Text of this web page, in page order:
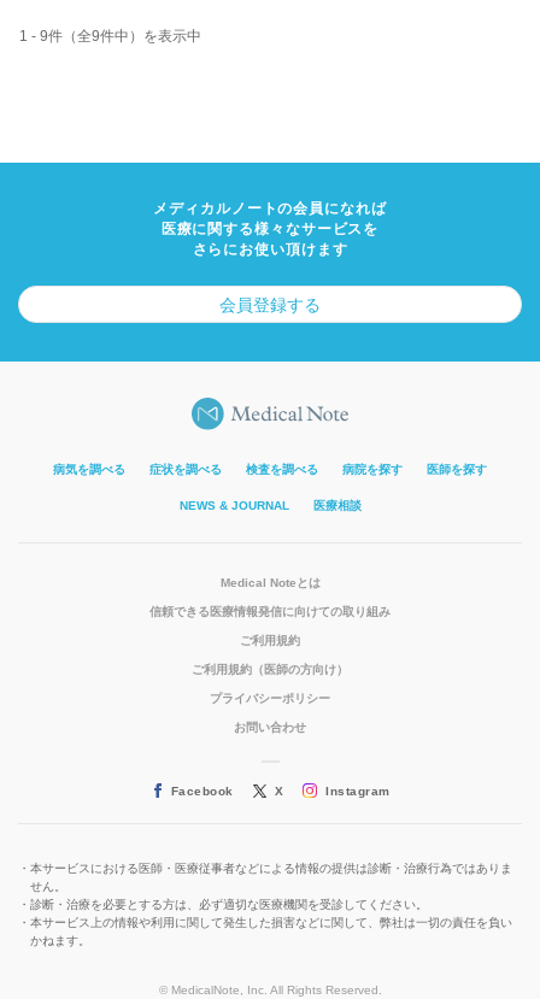
1 - 9件（全9件中）を表示中
メディカルノートの会員になれば
医療に関する様々なサービスを
さらにお使い頂けます
会員登録する
病気を調べる 症状を調べる 検査を調べる 病院を探す 医師を探す
NEWS & JOURNAL 医療相談
Medical Noteとは
信頼できる医療情報発信に向けての取り組み
ご利用規約
ご利用規約（医師の方向け）
プライバシーポリシー
お問い合わせ
Facebook X Instagram
本サービスにおける医師・医療従事者などによる情報の提供は診断・治療行為ではありま
せん。
診断・治療を必要とする方は、必ず適切な医療機関を受診してください。
本サービス上の情報や利用に関して発生した損害などに関して、弊社は一切の責任を負い
かねます。
© MedicalNote, Inc. All Rights Reserved.